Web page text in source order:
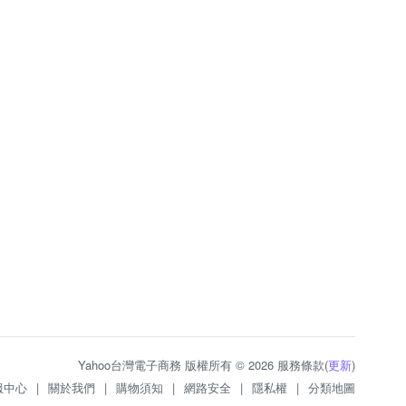
Yahoo台灣電子商務 版權所有 © 2026 服務條款(更新)
中心 | 關於我們 | 購物須知 | 網路安全 | 隱私權 | 分類地圖